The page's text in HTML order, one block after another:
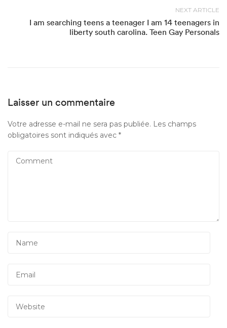
NEXT ARTICLE
I am searching teens a teenager I am 14 teenagers in
liberty south carolina. Teen Gay Personals
Laisser un commentaire
Votre adresse e-mail ne sera pas publiée. Les champs
obligatoires sont indiqués avec *